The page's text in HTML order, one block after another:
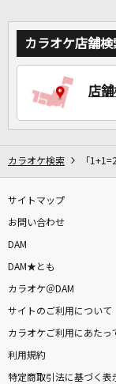
カラオケ店舗検
店
カラオケ検索 「
サイトマップ
お問い合わせ
DAM
DAM★とも
カラオケ＠DAM
サイトのご利用について
カラオケご利用にあたっ
利用規約
特定商取引法に基づく表